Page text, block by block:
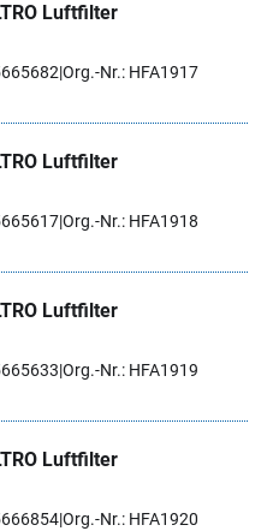
Luftfilter
Org.-Nr.: HFA1917
Luftfilter
Org.-Nr.: HFA1918
Luftfilter
Org.-Nr.: HFA1919
Luftfilter
Org.-Nr.: HFA1920